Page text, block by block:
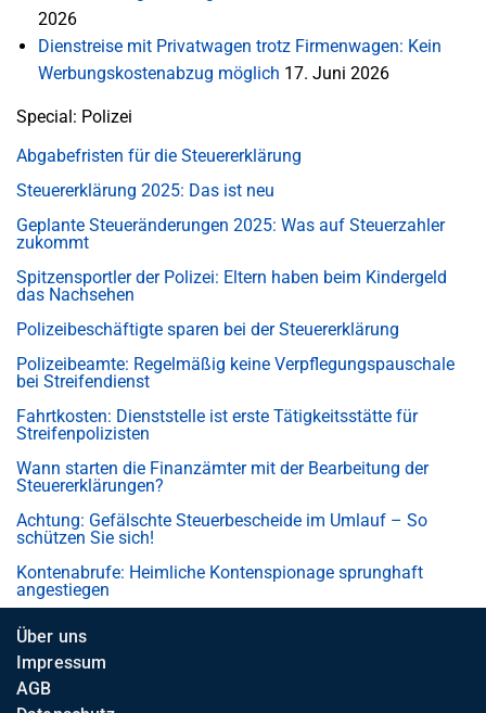
2026
Dienstreise mit Privatwagen trotz Firmenwagen: Kein
Werbungskostenabzug möglich 17. Juni 2026
Special: Polizei
Abgabefristen für die Steuererklärung
Steuererklärung 2025: Das ist neu
Geplante Steueränderungen 2025: Was auf Steuerzahler
zukommt
Spitzensportler der Polizei: Eltern haben beim Kindergeld
das Nachsehen
Polizeibeschäftigte sparen bei der Steuererklärung
Polizeibeamte: Regelmäßig keine Verpflegungspauschale
bei Streifendienst
Fahrtkosten: Dienststelle ist erste Tätigkeitsstätte für
Streifenpolizisten
Wann starten die Finanzämter mit der Bearbeitung der
Steuererklärungen?
Achtung: Gefälschte Steuerbescheide im Umlauf – So
schützen Sie sich!
Kontenabrufe: Heimliche Kontenspionage sprunghaft
angestiegen
Über uns
Impressum
AGB